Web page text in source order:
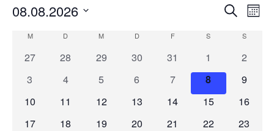
SUCHE
UND
Suche
08.08.2026
wählen.
KALENDER
VON
VERANSTALTUNGEN
MMONTAG D DIENSTAGM MITTWOCH
DDONNERSTAG
FFREITAG S SAMSTAGS
0
27
0
28
0
29
0
Veranstaltungen
30
0
Veranstaltungen
31
0
1
0
2
0
3
0
4
0
5
0
Veranstaltungen
6
0
Veranstaltungen
7
0
8
0
9
0
10
0
11
0
12
0
13
0
14
0
15
0
16
0
17
0
18
0
19
0
20
0
21
0
22
0
23